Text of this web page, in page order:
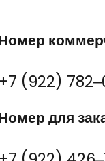
+7 (922)
для